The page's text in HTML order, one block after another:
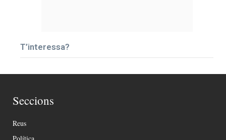
T’interessa?
Seccions
Reus